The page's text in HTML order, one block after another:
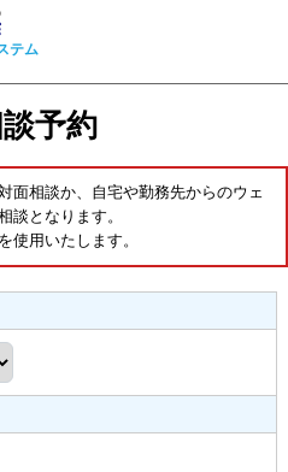
テム
予約
面相談か、自宅や勤務先からのウェ
談となります。
使用いたします。